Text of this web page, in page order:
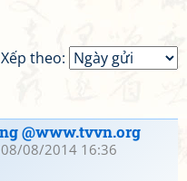
Xếp theo:
@www.tvvn.org
08/2014 16:36